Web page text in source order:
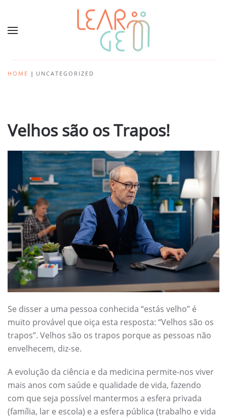
HOME UNCATEGORIZED
Velhos são os Trapos!
Se disser a uma pessoa conhecida “estás velho” é
muito provável que oiça esta resposta: “Velhos são os
trapos”. Velhos são os trapos porque as pessoas não
envelhecem, diz-se.
A evolução da ciência e da medicina permite-nos viver
mais anos com saúde e qualidade de vida, fazendo
com que seja possível mantermos a esfera privada
(família, lar e escola) e a esfera pública (trabalho e vida